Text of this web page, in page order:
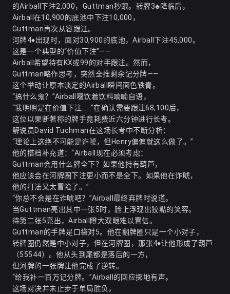
的Airball下注2,000，Guttman秒跟。转牌3♣降临后，
Airball在10,900的底池中下注10,000，
Guttman再次从容跟注。
河牌4♦出现时，面对30,900的底池，Airball下注45,000。
这是一个典型的“价值下注”——
Airball希望持有KX或99的对手跟注。然而，
Guttman略作思考，突然全推剩余记分牌——
这个举动让原本淡定的Airball瞬间面色铁青。
“搞什么鬼？”Airball啜饮着饮料喃喃自语，
“我明明是在价值下注……”在确认需要跟注68,100后，
这位以果断著称的牌手竟耗费近六分钟进行长考。
解说员David Tuchman在这场长考中不断分析：
“理论上这绝不可能是诈唬，但Henry偏偏就这么做了。”
他的搭档补充道：“Airball现在必须考虑：
Guttman会用什么牌全下？如果他持有葫芦，
他应该会在河牌圈下注更小而不是全下。如果他在诈唬，
他的打法又太冒险了。”
“你总不会是在诈唬吧？”Airball最终弃牌时说道。
当Guttman亮出其中一张5时，脸上浮现出狡黠的笑容。
待第二张5亮出，Airball瞪大双眼难以置信。
Guttman的手牌是口袋对5。他在翻牌圈只是一个小对子，
转牌圈仍然是中小对子，但在河牌圈，那张4♦让他形成了葫芦
（55544）。他从头到尾都是落后的一方，
但河牌的一张牌让他完成了逆转。
“给我补一百万记分牌。”Airball的回应掷地有声。
这场对决并未止步于单局胜负，